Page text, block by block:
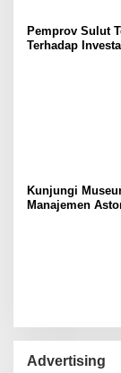
Pemprov Sulut
Terhadap
Kunjungi
Manajemen
Advertising